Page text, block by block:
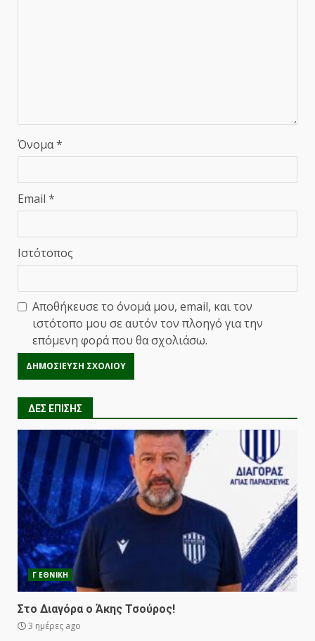
Όνομα*
Email *
Ιστότοπος
Αποθήκευσε το όνομά μου, email, και τον
ιστότοπο μου σε αυτόν τον πλοηγό για την
επόμενη φορά που θα σχολιάσω.
ΔΕΣ ΕΠΙΣΗΣ
Γ ΕΘΝΙΚΗ
Στο Διαγόρα ο Άκης Τσούρος!
3 ημέρες ago